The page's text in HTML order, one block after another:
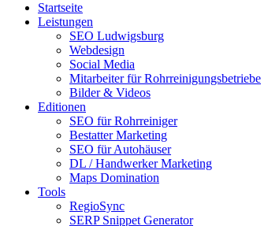
Startseite
Leistungen
SEO Ludwigsburg
Webdesign
Social Media
Mitarbeiter für Rohrreinigungsbetriebe
Bilder & Videos
Editionen
SEO für Rohrreiniger
Bestatter Marketing
SEO für Autohäuser
DL / Handwerker Marketing
Maps Domination
Tools
RegioSync
SERP Snippet Generator